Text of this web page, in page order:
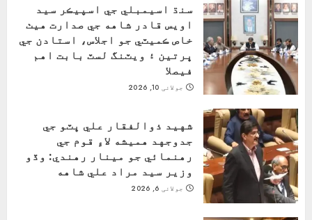
سنڌ اسيمبلي جي اسپيڪر سيد
اويس قادر شاهه جي صدارت هيٺ
خاص ڪميٽي جو اجلاس، استادن جي
ڀرتين ۽ ويٽنگ لسٽ بابت اهم
فيصلا
جولائی 10, 2026
شهيد ذوالفقار علي ڀٽو جي
جدوجهد هميشه لاءِ قوم جي
رهنمائي جو مينار رهندي: وڏو
وزير سيد مراد علي شاهه
جولائی 6, 2026